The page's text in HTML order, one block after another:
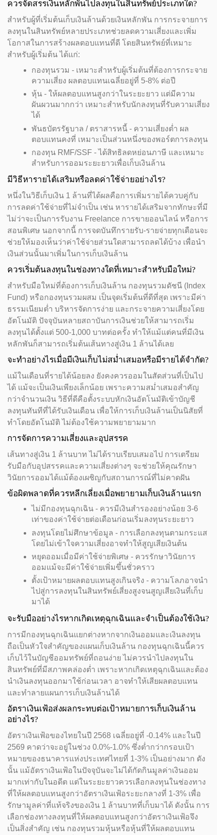
ควรจัดสรรเงินหลักพันไปลงทุนในสินทรัพย์ประเภทใด?
สำหรับผู้ที่เริ่มต้นเก็บเงินล้านด้วยเงินหลักพัน การกระจายการ
ลงทุนในสินทรัพย์หลายประเภทช่วยลดความเสี่ยงและเพิ่ม
โอกาสในการสร้างผลตอบแทนที่ดี โดยสินทรัพย์ที่เหมาะ
สำหรับผู้เริ่มต้น ได้แก่:
กองทุนรวม - เหมาะสำหรับผู้เริ่มต้นที่ต้องการกระจาย
ความเสี่ยง ผลตอบแทนเฉลี่ยอยู่ที่ 5-8% ต่อปี
หุ้น - ให้ผลตอบแทนสูงกว่าในระยะยาว แต่มีความ
ผันผวนมากกว่า เหมาะสำหรับนักลงทุนที่รับความเสี่ยง
ได้
พันธบัตรรัฐบาล / ตราสารหนี้ - ความเสี่ยงต่ำ ผล
ตอบแทนคงที่ เหมาะเป็นส่วนหนึ่งของพอร์ตการลงทุน
กองทุน RMF/SSF - ได้สิทธิลดหย่อนภาษี และเหมาะ
สำหรับการออมระยะยาวเพื่อเก็บเงินล้าน
มีวิธีหารายได้เสริมหรือลดค่าใช้จ่ายอย่างไร?
หนึ่งในวิธีเก็บเงิน 1 ล้านที่ได้ผลคือการเพิ่มรายได้ควบคู่กับ
การลดค่าใช้จ่ายที่ไม่จำเป็น เช่น หารายได้เสริมจากทักษะที่มี
ไม่ว่าจะเป็นการรับงาน Freelance การขายออนไลน์ หรือการ
สอนพิเศษ นอกจากนี้ การจดบันทึกรายรับ-รายจ่ายทุกเดือนจะ
ช่วยให้มองเห็นว่าค่าใช้จ่ายส่วนใดสามารถลดได้บ้าง เพื่อนำ
เงินส่วนนั้นมาเพิ่มในการเก็บเงินล้าน
ควรเริ่มต้นลงทุนในช่องทางใดที่เหมาะสำหรับมือใหม่?
สำหรับมือใหม่ที่ต้องการเก็บเงินล้าน กองทุนรวมดัชนี (Index
Fund) หรือกองทุนรวมผสม เป็นจุดเริ่มต้นที่ดีที่สุด เพราะมีค่า
ธรรมเนียมต่ำ บริหารจัดการง่าย และกระจายความเสี่ยงโดย
อัตโนมัติ ปัจจุบันหลายสถาบันการเงินช่วยให้สามารถเริ่ม
ลงทุนได้ตั้งแต่ 500-1,000 บาทต่อครั้ง ทำให้แม้แต่คนที่มีเงิน
หลักพันก็สามารถเริ่มต้นเส้นทางสู่เงิน 1 ล้านได้เลย
จะทำอย่างไรเมื่อมีเงินเก็บไม่สม่ำเสมอหรือมีรายได้จำกัด?
แม้ในเดือนที่รายได้น้อยลง ยังคงควรออมในสัดส่วนที่เป็นไป
ได้ แม้จะเป็นเงินเพียงเล็กน้อย เพราะความสม่ำเสมอสำคัญ
กว่าจำนวนเงิน วิธีที่ดีคือตั้งระบบหักเงินอัตโนมัติเข้าบัญชี
ลงทุนทันทีที่ได้รับเงินเดือน เพื่อให้การเก็บเงินล้านเป็นนิสัยที่
ทำโดยอัตโนมัติ ไม่ต้องใช้ความพยายามมาก
การจัดการความเสี่ยงและอุปสรรค
เส้นทางสู่เงิน 1 ล้านบาท ไม่ได้ราบเรียบเสมอไป การเตรียม
รับมือกับอุปสรรคและความเสี่ยงต่างๆ จะช่วยให้คุณรักษา
วินัยการออมได้แม้ต้องเผชิญกับสถานการณ์ที่ไม่คาดฝัน
ข้อผิดพลาดที่ควรหลีกเลี่ยงเมื่อพยายามเก็บเงินล้านแรก
ไม่มีกองทุนฉุกเฉิน - ควรมีเงินสำรองอย่างน้อย 3-6
เท่าของค่าใช้จ่ายต่อเดือนก่อนเริ่มลงทุนระยะยาว
ลงทุนโดยไม่ศึกษาข้อมูล - การเลือกลงทุนตามกระแส
โดยไม่เข้าใจความเสี่ยงอาจทำให้สูญเสียเงินต้น
หยุดออมเมื่อมีค่าใช้จ่ายพิเศษ - ควรรักษาวินัยการ
ออมแม้จะมีค่าใช้จ่ายเพิ่มขึ้นชั่วคราว
ตั้งเป้าหมายผลตอบแทนสูงเกินจริง - ความโลภอาจนำ
ไปสู่การลงทุนในสินทรัพย์เสี่ยงสูงจนสูญเสียเงินที่เก็บ
มาได้
จะรับมืออย่างไรหากเกิดเหตุฉุกเฉินและจำเป็นต้องใช้เงิน?
การมีกองทุนฉุกเฉินแยกต่างหากจากเงินออมและเงินลงทุน
ถือเป็นหัวใจสำคัญของแผนเก็บเงินล้าน กองทุนฉุกเฉินนี้ควร
เก็บไว้ในบัญชีออมทรัพย์ที่ถอนง่าย ไม่ควรนำไปลงทุนใน
สินทรัพย์ที่มีสภาพคล่องต่ำ เพราะหากเกิดเหตุฉุกเฉินและต้อง
นำเงินลงทุนออกมาใช้ก่อนเวลา อาจทำให้เสียผลตอบแทน
และทำลายแผนการเก็บเงินล้านได้
อัตราเงินเฟ้อส่งผลกระทบต่อเป้าหมายการเก็บเงินล้าน
อย่างไร?
อัตราเงินเฟ้อของไทยในปี 2568 เฉลี่ยอยู่ที่ -0.14% และในปี
2569 คาดว่าจะอยู่ในช่วง 0.0%-1.0% ซึ่งต่ำกว่ากรอบเป้า
หมายของธนาคารแห่งประเทศไทยที่ 1-3% เป็นอย่างมาก ดัง
นั้น แม้อัตราเงินเฟ้อในปัจจุบันจะไม่ได้กัดกินมูลค่าเงินออม
มากเท่ากับในอดีต แต่ในระยะยาวควรเลือกลงทุนในช่องทาง
ที่ให้ผลตอบแทนสูงกว่าอัตราเงินเฟ้อระยะกลางที่ 1-3% เพื่อ
รักษามูลค่าที่แท้จริงของเงิน 1 ล้านบาทที่เก็บมาได้ ดังนั้น การ
เลือกช่องทางลงทุนที่ให้ผลตอบแทนสูงกว่าอัตราเงินเฟ้อจึง
เป็นสิ่งสำคัญ เช่น กองทุนรวมหุ้นหรือหุ้นที่ให้ผลตอบแทน